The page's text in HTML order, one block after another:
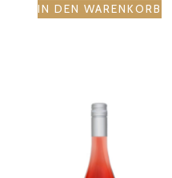
IN DEN WARENKORB